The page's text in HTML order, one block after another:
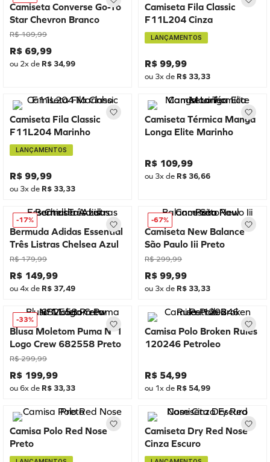
Camiseta Converse Go-To
Star Chevron Branco
R$ 109,99
R$ 69,99
ou 2x de R$ 34,99
Camiseta Fila Classic
F11L204 Cinza
LANÇAMENTOS
R$ 99,99
ou 3x de R$ 33,33
Camiseta Fila Classic
F11L204 Marinho
LANÇAMENTOS
R$ 99,99
ou 3x de R$ 33,33
Camiseta Térmica Manga
Longa Elite Marinho
R$ 109,99
ou 3x de R$ 36,66
-17%
Bermuda Adidas Essential
Três Listras Chelsea Azul
R$ 179,99
R$ 149,99
ou4x de R$ 37,49
-67%
Camiseta New Balance
São Paulo Iii Preto
R$ 299,99
R$ 99,99
ou 3x de R$ 33,33
-33%
Blusa Moletom Puma Nº1
Logo Crew 682558 Preto
R$ 299,99
R$ 199,99
ou6x de R$ 33,33
Camisa Polo Broken Rules
120246 Petroleo
R$ 54,99
ou 1x de R$ 54,99
Camisa Polo Red Nose
Preto
Camiseta Dry Red Nose
Cinza Escuro